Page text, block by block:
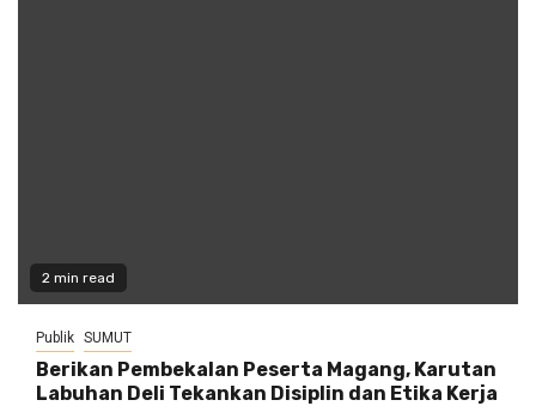
2 min read
Publik SUMUT
Berikan Pembekalan Peserta Magang, Karutan
Labuhan Deli Tekankan Disiplin dan Etika Kerja